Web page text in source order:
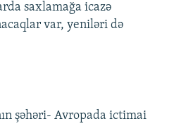
saxlamağa icazə
var, yeniləri də
şəhəri- Avropada ictimai